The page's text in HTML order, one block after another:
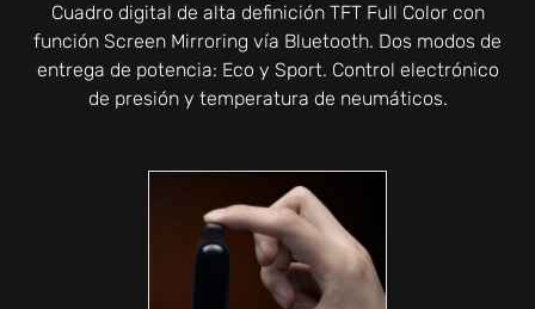
Cuadro digital de alta definición TFT Full Color con
función Screen Mirroring vía Bluetooth. Dos modos de
entrega de potencia: Eco y Sport. Control electrónico
de presión y temperatura de neumáticos.